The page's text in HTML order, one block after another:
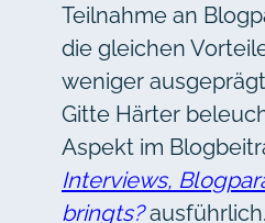
Teilnahme an
die gleichen
weniger
Gitte Härter
Aspekt im
Interviews,
bringts?